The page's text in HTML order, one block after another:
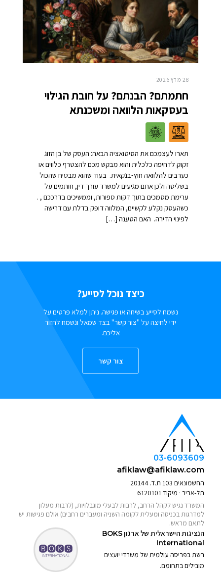
28 מרץ 2026
חתמתם? הבנתם? על חובת הגילוי
בעסקאות הלוואה ומשכנתא
תארו לעצמכם את הסיטואציה הבאה: העסק של בן הזוג
זקוק לדחיפה כלכלית והוא מבקש מכם להצטרף כלווים או
כערבים להלוואה חוץ-בנקאית. בעוד שהוא מבטיח שהכול
בשליטה ולכן אתם מגיעים למשרד עורך דין, חותמים על
ערימת מסמכים בתוך דקות ספורות, וממשיכים בדרככם , .
כשהעסק נקלע לקשיים, המלווה דופק בדלת עם דרישה
לפינוי הדירה. האם הטענה […]
כיצד נוכל לסייע?
נשמח לסייע בשיחה או פגישה. ניתן למלא פרטים על
ידי לחיצה על "צור קשר" בצד שמאל ונשמח לחזור
אליכם.
צור קשר
03-6093609
afiklaw@afiklaw.com
החשמונאים 103 ת.ד. 20144
תל-אביב · מיקוד 6120101
המשרד נגיש לקהל הרחב, לרבות לבעלי מוגבלויות, (לרבות מעלון
למדרגות בכניסה ומעלית לקומה השניה ומעברים רחבים) אולם פגישות יש
לתאם מראש.
הנציגות הישראלית של ארגוןBOKS
International
רשת בפריסה עולמית של משרדי יועצים
מובילים בתחומם.